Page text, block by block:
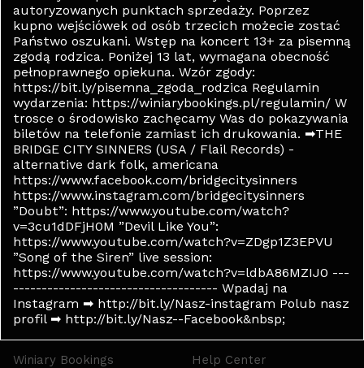
autoryzowanych punktach sprzedaży. Poprzez
kupno wejściówek od osób trzecich możecie zostać
Państwo oszukani. Wstęp na koncert 13+ za pisemną
zgodą rodzica. Poniżej 13 lat, wymagana obecność
pełnoprawnego opiekuna. Wzór zgody:
https://bit.ly/pisemna_zgoda_rodzica Regulamin
wydarzenia: https://winiarybookings.pl/regulamin/ W
trosce o środowisko zachęcamy Was do pokazywania
biletów na telefonie zamiast ich drukowania. ➡THE
BRIDGE CITY SINNERS (USA / Flail Records) -
alternative dark folk, americana
https://www.facebook.com/bridgecitysinners
https://www.instagram.com/bridgecitysinners
”Doubt”: https://www.youtube.com/watch?
v=3cu1dDFjH0M ”Devil Like You”:
https://www.youtube.com/watch?v=ZDgp1Z3EPVU
”Song of the Siren” live session:
https://www.youtube.com/watch?v=ldbA86MZIJ0 ---
------------------------------------ Wpadaj na
Instagram ➡ http://bit.ly/Nasz-instagram Polub nasz
profil ➡ http://bit.ly/Nasz--Facebook&nbsp;
Winiary Bookings
Help Center